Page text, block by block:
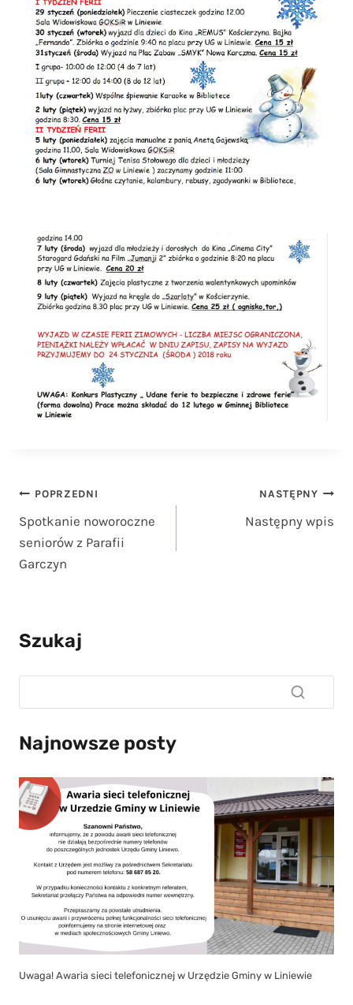
Nawigacja
wpisu
POPRZEDNI
Spotkanie noworoczne
seniorów z Parafii
Garczyn
NASTĘPNY
Następny wpis
Szukaj
Najnowsze posty
Uwaga! Awaria sieci telefonicznej w Urzędzie Gminy w Liniewie